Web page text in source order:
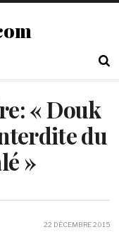
« Douk
du
»
22 DÉCEMBRE 2015